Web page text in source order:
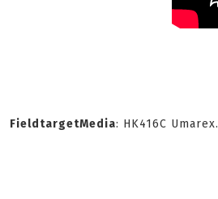
FieldtargetMedia: HK416C Umarex.